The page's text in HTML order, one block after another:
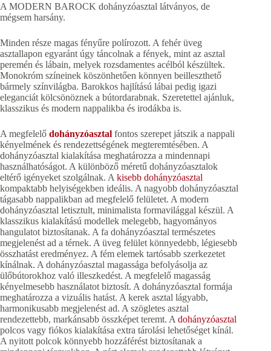
A MODERN BAROCK dohányzóasztal látványos, de
mégsem harsány.
Minden része magas fényűre polírozott. A fehér üveg
asztallapon egyaránt úgy táncolnak a fények, mint az asztal
peremén és lábain, melyek rozsdamentes acélból készültek.
Monokróm színeinek köszönhetően könnyen beilleszthető
bármely színvilágba. Barokkos hajlítású lábai pedig igazi
eleganciát kölcsönöznek a bútordarabnak. Szeretettel ajánluk,
klasszikus és modern nappalikba és irodákba is.
A megfelelő dohányzóasztal fontos szerepet játszik a nappali
kényelmének és rendezettségének megteremtésében. A
dohányzóasztal kialakítása meghatározza a mindennapi
használhatóságot. A különböző méretű dohányzóasztalok
eltérő igényeket szolgálnak. A kisebb dohányzóasztal
kompaktabb helyiségekben ideális. A nagyobb dohányzóasztal
tágasabb nappalikban ad megfelelő felületet. A modern
dohányzóasztal letisztult, minimalista formavilággal készül. A
klasszikus kialakítású modellek melegebb, hagyományos
hangulatot biztosítanak. A fa dohányzóasztal természetes
megjelenést ad a térnek. A üveg felület könnyedebb, légiesebb
összhatást eredményez. A fém elemek tartósabb szerkezetet
kínálnak. A dohányzóasztal magassága befolyásolja az
ülőbútorokhoz való illeszkedést. A megfelelő magasság
kényelmesebb használatot biztosít. A dohányzóasztal formája
meghatározza a vizuális hatást. A kerek asztal lágyabb,
harmonikusabb megjelenést ad. A szögletes asztal
rendezettebb, markánsabb összképet teremt. A dohányzóasztal
polcos vagy fiókos kialakítása extra tárolási lehetőséget kínál.
A nyitott polcok könnyebb hozzáférést biztosítanak a